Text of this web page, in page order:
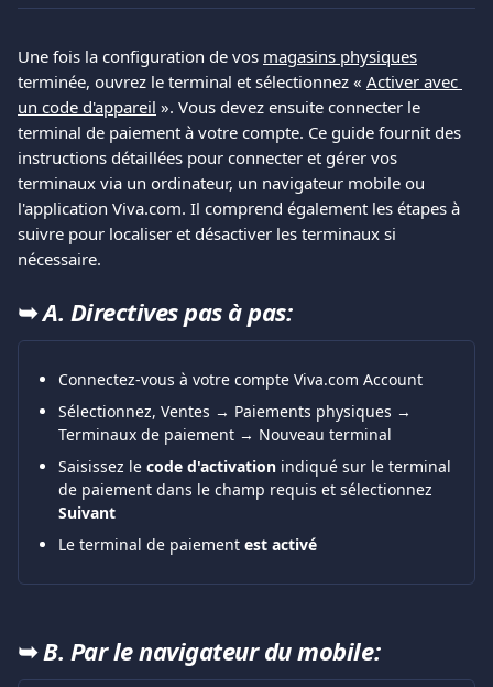
Une fois la configuration de vos magasins physiques
terminée, ouvrez le terminal et sélectionnez « Activer avec
un code d'appareil ». Vous devez ensuite connecter le
terminal de paiement à votre compte. Ce guide fournit des
instructions détaillées pour connecter et gérer vos
terminaux via un ordinateur, un navigateur mobile ou
l'application Viva.com. Il comprend également les étapes à
suivre pour localiser et désactiver les terminaux si
nécessaire.
➥ A. Directives pas à pas:
Connectez-vous à votre compte Viva.com Account
Sélectionnez, Ventes → Paiements physiques →
Terminaux de paiement → Nouveau terminal
Saisissez le code d'activation indiqué sur le terminal
de paiement dans le champ requis et sélectionnez
Suivant
Le terminal de paiement est activé
➥ B. Par le navigateur du mobile: